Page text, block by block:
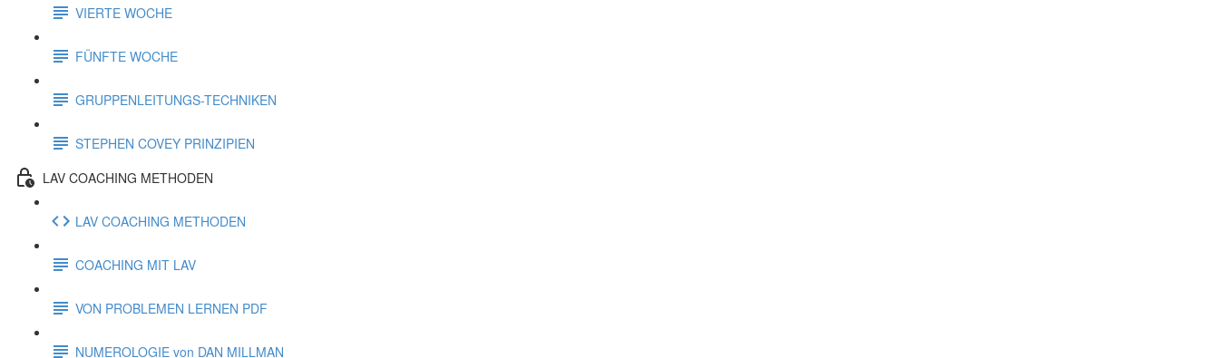
VIERTE WOCHE
FÜNFTE WOCHE
GRUPPENLEITUNGS-TECHNIKEN
STEPHEN COVEY PRINZIPIEN
LAV COACHING METHODEN
LAV COACHING METHODEN
COACHING MIT LAV
VON PROBLEMEN LERNEN PDF
NUMEROLOGIE von DAN MILLMAN